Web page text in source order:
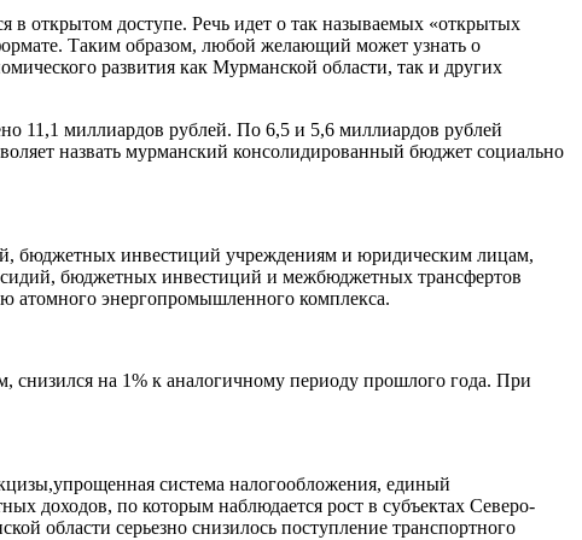
в открытом доступе. Речь идет о так называемых «открытых
Таким образом, любой желающий может узнать о
развития как Мурманской области, так и других
11,1 миллиардов рублей. По 6,5 и 5,6 миллиардов рублей
назвать мурманский консолидированный бюджет социально
бюджетных инвестиций учреждениям и юридическим лицам,
бюджетных инвестиций и межбюджетных трансфертов
атомного энергопромышленного комплекса.
снизился на 1% к аналогичному периоду прошлого года. При
система налогообложения, единый
доходов, по которым наблюдается рост в субъектах Северо-
области серьезно снизилось поступление транспортного